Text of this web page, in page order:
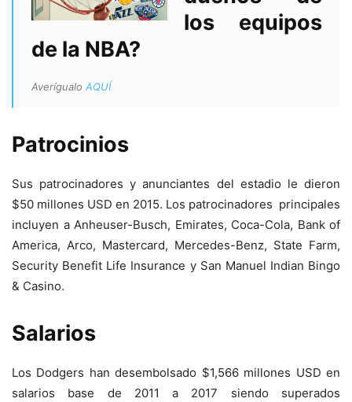
los equipos
de la NBA?
Averígualo AQUÍ
Patrocinios
Sus patrocinadores y anunciantes del estadio le dieron
$50 millones USD en 2015. Los patrocinadores principales
incluyen a Anheuser-Busch, Emirates, Coca-Cola, Bank of
America, Arco, Mastercard, Mercedes-Benz, State Farm,
Security Benefit Life Insurance y San Manuel Indian Bingo
& Casino.
Salarios
Los Dodgers han desembolsado $1,566 millones USD en
salarios base de 2011 a 2017 siendo superados